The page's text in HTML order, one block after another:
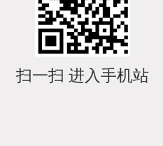
扫一扫 进入手机站